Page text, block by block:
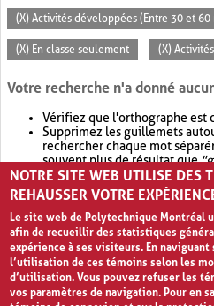
(X) Activités développées (Entre 30 et 60
(X) En classe seulement (X)
Votre recherche n'a donné
Vérifiez que l'orthographe est
Supprimez les guillemets
rechercher chaque mot
souvent plus de résultat que
Envisagez d'élargir votre
retournera souvent plus de
NOTRE SITE WEB UTILISE DES
REHAUSSER VOTRE
Le site web de Polytechnique Montréal
afin de recueillir des statistiques
expérience à ses visiteurs. En
l’utilisation de ces témoins selon les
d’utilisation. Vous pouvez refuser les
vos paramètres de navigation. Pour en